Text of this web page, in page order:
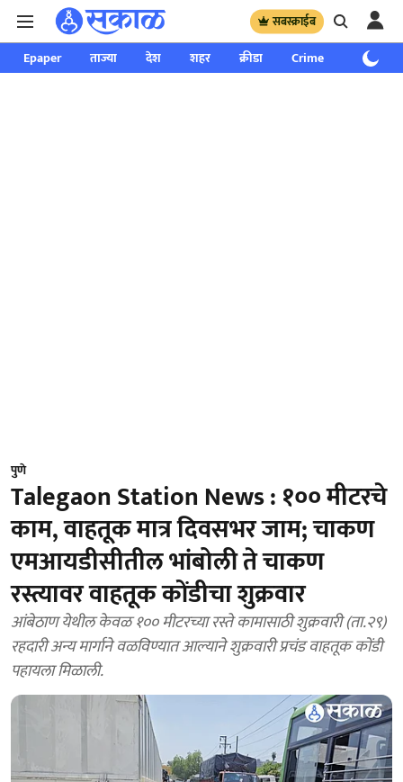
सबस्क्राईब
Epaper ताज्या देश शहर क्रीडा Crime साप्ताहिक
पुणे
Talegaon Station News : १०० मीटरचे
काम, वाहतूक मात्र दिवसभर जाम; चाकण
एमआयडीसीतील भांबोली ते चाकण
रस्त्यावर वाहतूक कोंडीचा शुक्रवार
आंबेठाण येथील केवळ १०० मीटरच्या रस्ते कामासाठी शुक्रवारी (ता.२९)
रहदारी अन्य मार्गाने वळविण्यात आल्याने शुक्रवारी प्रचंड वाहतूक कोंडी
पहायला मिळाली.